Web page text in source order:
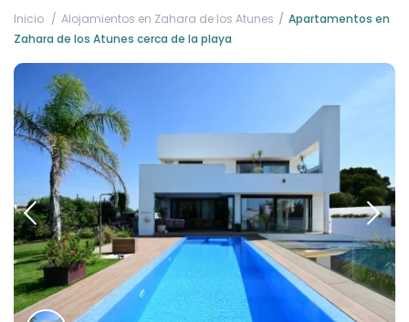
Inicio Alojamientos en Zahara de los Atunes
Apartamentos en
Zahara de los Atunes cerca de la playa